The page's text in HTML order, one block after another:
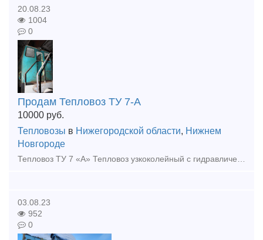
20.08.23
1004
0
Продам Тепловоз ТУ 7-А
10000 руб.
Тепловозы в Нижегородской области, Нижнем
Новгороде
03.08.23
952
0